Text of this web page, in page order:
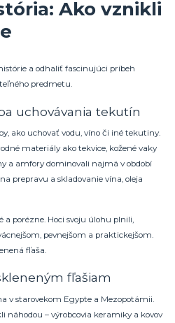
Ako vznikli
a odhaliť fascinujúci príbeh
predmetu.
uchovávania tekutín
ako uchovať vodu, víno či iné tekutiny.
materiály ako tekvice, kožené vaky
a amfory dominovali najmä v období
prepravu a skladovanie vína, oleja
porézne. Hoci svoju úlohu plnili,
pevnejšom a praktickejšom.
fľaša.
fľašiam
v starovekom Egypte a Mezopotámii.
náhodou – výrobcovia keramiky a kovov